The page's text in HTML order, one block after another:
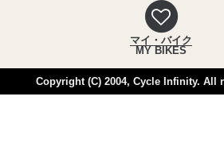
マイ・バイク
MY BIKES
Copyright (C) 2004, Cycle Infinity. All